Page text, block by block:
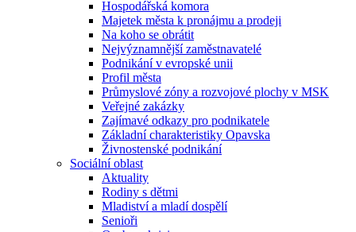
Hospodářská komora
Majetek města k pronájmu a prodeji
Na koho se obrátit
Nejvýznamnější zaměstnavatelé
Podnikání v evropské unii
Profil města
Průmyslové zóny a rozvojové plochy v MSK
Veřejné zakázky
Zajímavé odkazy pro podnikatele
Základní charakteristiky Opavska
Živnostenské podnikání
Sociální oblast
Aktuality
Rodiny s dětmi
Mladiství a mladí dospělí
Senioři